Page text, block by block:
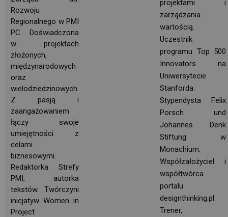
Rozwoju
Regionalnego w PMI
PC. Doświadczona
w projektach
złożonych,
międzynarodowych
oraz
wielodziedzinowych.
Z pasją i
zaangażowaniem
łączy swoje
umiejętności z
celami
biznesowymi.
Redaktorka Strefy
PMI, autorka
tekstów. Twórczyni
inicjatyw Women in
Project
projektami i
zarządzania
wartością.
Uczestnik
programu Top 500
Innovators na
Uniwersytecie
Stanforda.
Stypendysta Felix
Porsch und
Johannes Denk
Stiftung w
Monachium.
Współzałożyciel i
współtwórca
portalu
designthinking.pl.
Trener,